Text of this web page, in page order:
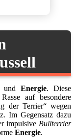
und Energie. Diese
auf besondere
der Terrier“ wegen
Im Gegensatz dazu
impulsive Bullterrier
Energie.